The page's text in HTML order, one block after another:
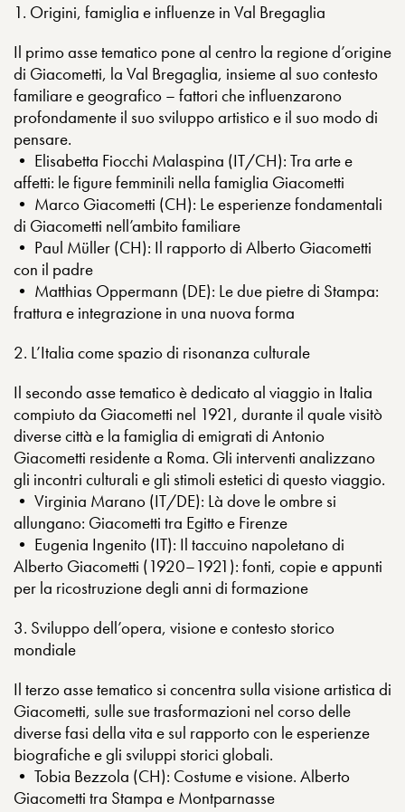
1. Origini, famiglia e influenze in Val Bregaglia
Il primo asse tematico pone al centro la regione d’origine
di Giacometti, la Val Bregaglia, insieme al suo contesto
familiare e geografico – fattori che influenzarono
profondamente il suo sviluppo artistico e il suo modo di
pensare.
• Elisabetta Fiocchi Malaspina (IT/CH): Tra arte e
affetti: le figure femminili nella famiglia Giacometti
• Marco Giacometti (CH): Le esperienze fondamentali
di Giacometti nell’ambito familiare
• Paul Müller (CH): Il rapporto di Alberto Giacometti
con il padre
• Matthias Oppermann (DE): Le due pietre di Stampa:
frattura e integrazione in una nuova forma
2. L’Italia come spazio di risonanza culturale
Il secondo asse tematico è dedicato al viaggio in Italia
compiuto da Giacometti nel 1921, durante il quale visitò
diverse città e la famiglia di emigrati di Antonio
Giacometti residente a Roma. Gli interventi analizzano
gli incontri culturali e gli stimoli estetici di questo viaggio.
• Virginia Marano (IT/DE): Là dove le ombre si
allungano: Giacometti tra Egitto e Firenze
• Eugenia Ingenito (IT): Il taccuino napoletano di
Alberto Giacometti (1920–1921): fonti, copie e appunti
per la ricostruzione degli anni di formazione
3. Sviluppo dell’opera, visione e contesto storico
mondiale
Il terzo asse tematico si concentra sulla visione artistica di
Giacometti, sulle sue trasformazioni nel corso delle
diverse fasi della vita e sul rapporto con le esperienze
biografiche e gli sviluppi storici globali.
• Tobia Bezzola (CH): Costume e visione. Alberto
Giacometti tra Stampa e Montparnasse